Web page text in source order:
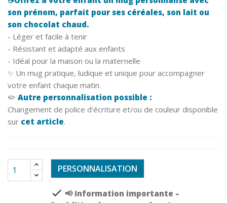
son prénom, parfait pour ses céréales, son lait ou
son chocolat chaud.
- Léger et facile à tenir
- Résistant et adapté aux enfants
- Idéal pour la maison ou la maternelle
✨ Un mug pratique, ludique et unique pour accompagner
votre enfant chaque matin.
✏️ Autre personnalisation possible :
Changement de police d’écriture et/ou de couleur disponible
sur cet article.
PERSONNALISATION
check 📢 Information importante –